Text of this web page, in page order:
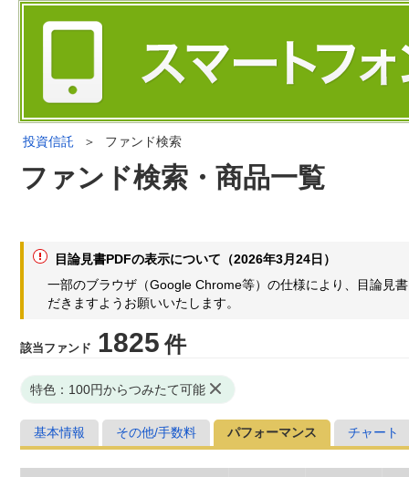
投資信託 ＞ ファンド検索
ファンド検索・商品一覧
目論見書PDFの表示について（2026年3月24日）
一部のブラウザ（Google Chrome等）の仕様により、目論見
だきますようお願いいたします。
該当ファンド 1825 件
特色：100円からつみたて可能
基本情報 その他/手数料 パフォーマンス チャート